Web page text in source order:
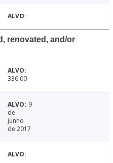
renovated, and/or
336.00
9
de
junho
de 2017